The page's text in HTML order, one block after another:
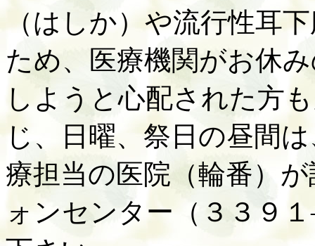
（はしか）や流行性耳
ため、医療機関がお休
しようと心配された方
じ、日曜、祭日の昼間
療担当の医院（輪番）
ォンセンター（３３９